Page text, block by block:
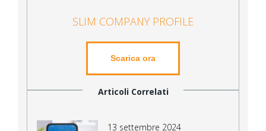
SLIM COMPANY PROFILE
Scarica ora
Articoli Correlati
13 settembre 2024